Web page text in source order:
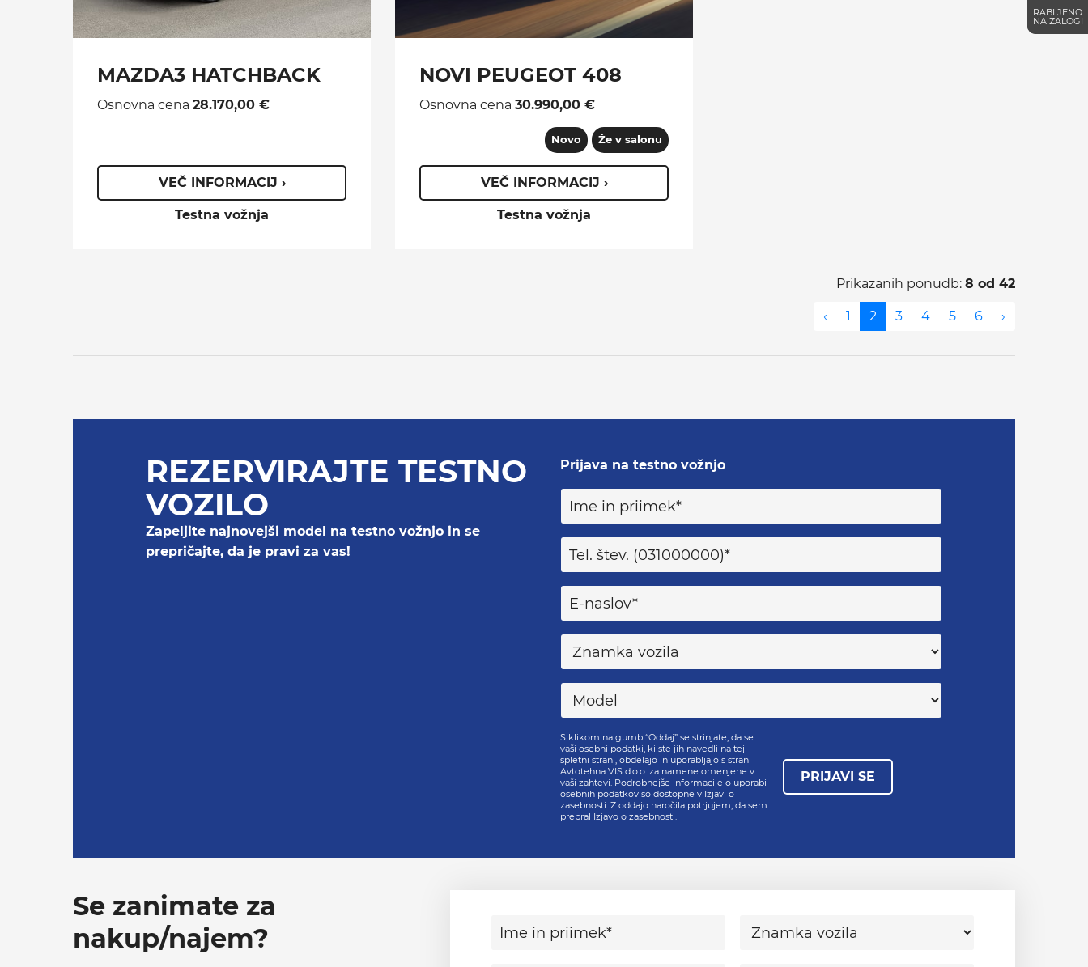
RABLJENO
NA ZALOGI
MAZDA3 HATCHBACK
Osnovna cena 28.170,00 €
VEČ INFORMACIJ ›
Testna vožnja
NOVI PEUGEOT 408
Osnovna cena 30.990,00 €
Novo Že v salonu
VEČ INFORMACIJ ›
Testna vožnja
Prikazanih ponudb: 8 od 42
‹ 1 2 3 4 5 6 ›
REZERVIRAJTE TESTNO
VOZILO
Zapeljite najnovejši model na testno vožnjo in se
prepričajte, da je pravi za vas!
Prijava na testno vožnjo
S klikom na gumb “Oddaj” se strinjate, da se
vaši osebni podatki, ki ste jih navedli na tej
spletni strani, obdelajo in uporabljajo s strani
Avtotehna VIS d.o.o. za namene omenjene v
vaši zahtevi. Podrobnejše informacije o uporabi
osebnih podatkov so dostopne v Izjavi o
zasebnosti. Z oddajo naročila potrjujem, da sem
prebral Izjavo o zasebnosti.
PRIJAVI SE
Se zanimate za
nakup/najem?